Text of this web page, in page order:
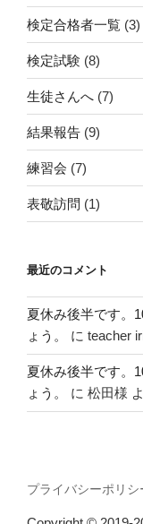
検定合格者一覧 (3)
検定試験 (8)
生徒さんへ (7)
結果報告 (9)
練習会 (7)
表敬訪問 (1)
最近のコメント
夏休み後半です。
ょう。
に teacher
夏休み後半です。
ょう。
に 松田様
プライバシーポリシ